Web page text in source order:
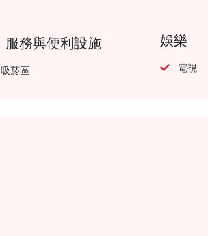
服務與便利設施
吸菸區
娛樂
電視